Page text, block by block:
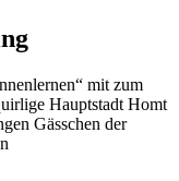
mit zum
Hauptstadt Homt
Gässchen der